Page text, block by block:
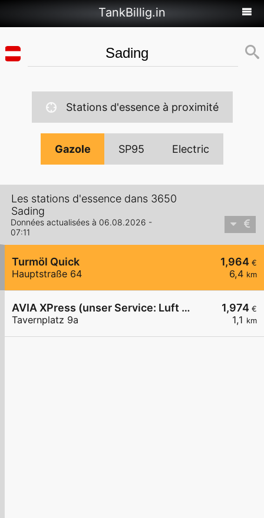
TankBillig.in
Stations d'essence à proximité
Gazole SP95 Electric
Les stations d'essence dans 3650
Sading
Données actualisées à 06.08.2026 -
07:11
1,964 €
6,4 km
Turmöl Quick
Hauptstraße 64
1,974 €
1,1 km
AVIA XPress (unser Service: Luft und Wasser)
Tavernplatz 9a